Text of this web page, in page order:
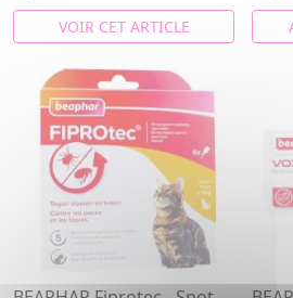
VOIR CET ARTICLE